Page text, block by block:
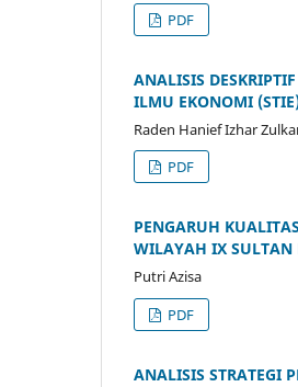
PDF
ANALISIS
ILMU EKONOMI
Raden Hanief Izhar
PDF
PENGARUH
WILAYAH IX SULTAN
Putri Azisa
PDF
ANALISIS STRATEGI